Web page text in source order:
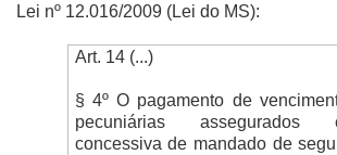
Lei nº 12.016/2009 (Lei do MS):
Art. 14 (...)
§ 4º O pagamento de
pecuniárias assegurados
concessiva de mandado de